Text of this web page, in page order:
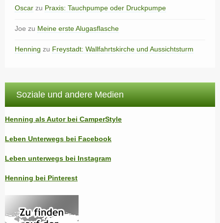
Oscar zu Praxis: Tauchpumpe oder Druckpumpe
Joe zu Meine erste Alugasflasche
Henning zu Freystadt: Wallfahrtskirche und Aussichtsturm
Soziale und andere Medien
Henning als Autor bei CamperStyle
Leben Unterwegs bei Facebook
Leben unterwegs bei Instagram
Henning bei Pinterest